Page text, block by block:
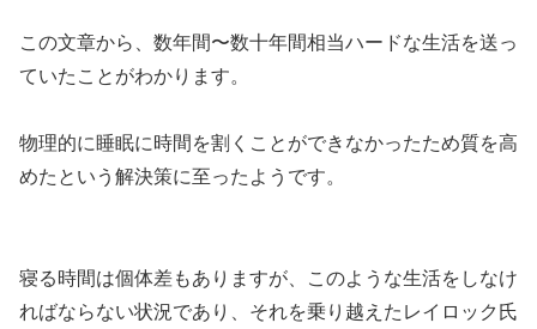
この文章から、数年間〜数十年間相当ハードな生活を送っ
ていたことがわかります。
物理的に睡眠に時間を割くことができなかったため質を高
めたという解決策に至ったようです。
寝る時間は個体差もありますが、このような生活をしなけ
ればならない状況であり、それを乗り越えたレイロック氏